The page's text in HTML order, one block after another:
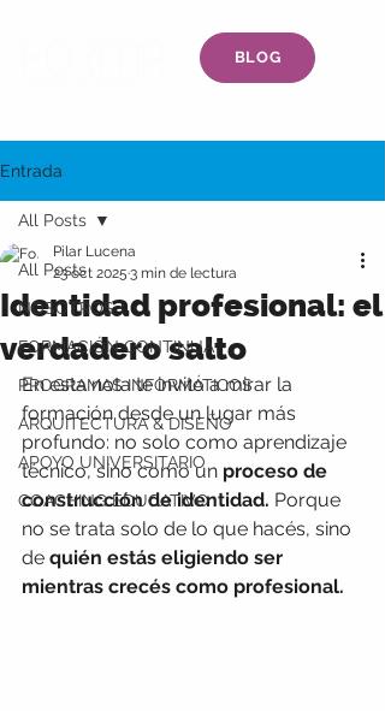
BLOG
Entrada
All Posts
NOSOTROS
FORMACIÓN CONTINUA
PROGRAMAS INFORMÁTICOS
ARQUITECTURA & DISEÑO
APOYO UNIVERSITARIO
COACHING EDUCATIVO
All Posts
Identidad profesional: el
verdadero salto
Pilar Lucena
23 oct 2025 3 min de lectura
En esta nota te invito a mirar la
formación desde un lugar más
profundo: no solo como aprendizaje
técnico, sino como un proceso de
construcción de identidad. Porque
no se trata solo de lo que hacés, sino
de quién estás eligiendo ser
mientras crecés como profesional.